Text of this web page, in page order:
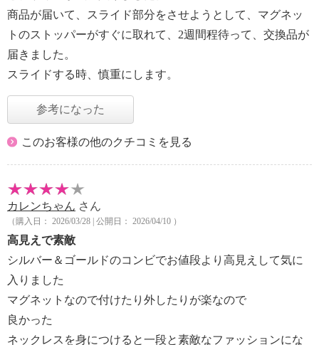
商品が届いて、スライド部分をさせようとして、マグネッ
トのストッパーがすぐに取れて、2週間程待って、交換品が
届きました。
スライドする時、慎重にします。
参考になった
このお客様の他のクチコミを見る
カレンちゃん さん
（購入日： 2026/03/28 | 公開日： 2026/04/10 ）
高見えで素敵
シルバー＆ゴールドのコンビでお値段より高見えして気に
入りました
マグネットなので付けたり外したりが楽なので
良かった
ネックレスを身につけると一段と素敵なファッションにな